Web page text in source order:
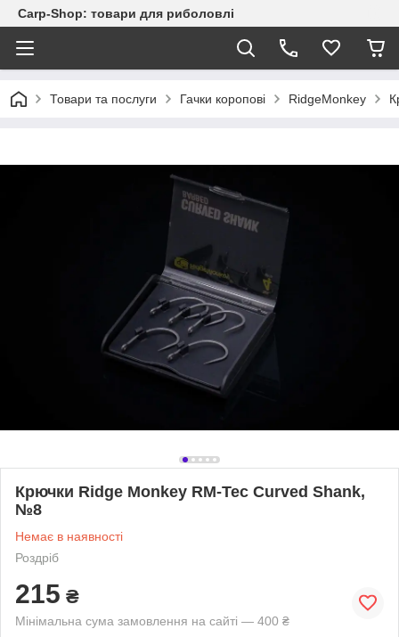
Carp-Shop: товари для риболовлі
Товари та послуги Гачки коропові RidgeMonkey
Крючки Ridge Monkey RM-Tec Curved Shank,
№8
Немає в наявності
Роздріб
215 ₴
Мінімальна сума замовлення на сайті — 400 ₴